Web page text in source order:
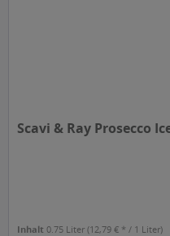
Scavi & Ray Prosecco
Inhalt0.75 Liter(12,79 € * / 1 Liter)